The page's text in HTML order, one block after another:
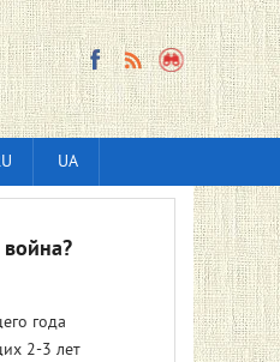
UA
война?
года
2-3 лет